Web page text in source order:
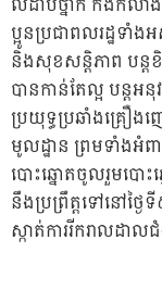
លំដាប់ថ្នាក់ កងកំលាំង
ប្អូនប្រជាពលរដ្ឋទាំង
និងសុខសន្តិភាព បន្ត
បានកាន់តែល្អ បន្ត
ប្រយុទ្ធប្រឆាំងគ្រឿ
មូលដ្ឋាន ព្រមទាំងអំព
បោះឆ្នោតចូលរួមបោះ
នឹងប្រព្រឹត្តទៅនៅថ្ង
ស្កាត់ការរីករាលដា